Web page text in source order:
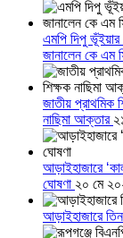
এমপি দিপু
জানালেন কে এম
জাতীয় প্রাথমিক
নাছিমা আক্তার
আড়াইহাজারে
ঘোষণা ২০ মে
আড়াইহাজারে